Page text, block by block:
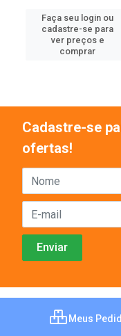
Faça seu login ou
cadastre-se para
ver preços e
comprar
Cadastre-se
ofertas!
Meus